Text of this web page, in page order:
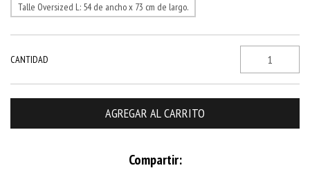
Talle Oversized L: 54 de ancho x 73 cm de largo.
CANTIDAD
Compartir: